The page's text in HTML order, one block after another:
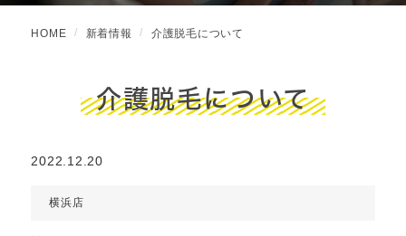
HOME 新着情報 介護脱毛について
介護脱毛について
2022.12.20
横浜店